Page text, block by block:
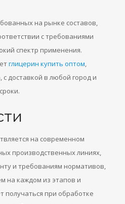
на рынке составов,
с требованиями
спектр применения.
глицерин купить оптом,
доставкой в любой город и
на современном
производственных линиях,
и требованиям нормативов,
на каждом из этапов и
получаться при обработке